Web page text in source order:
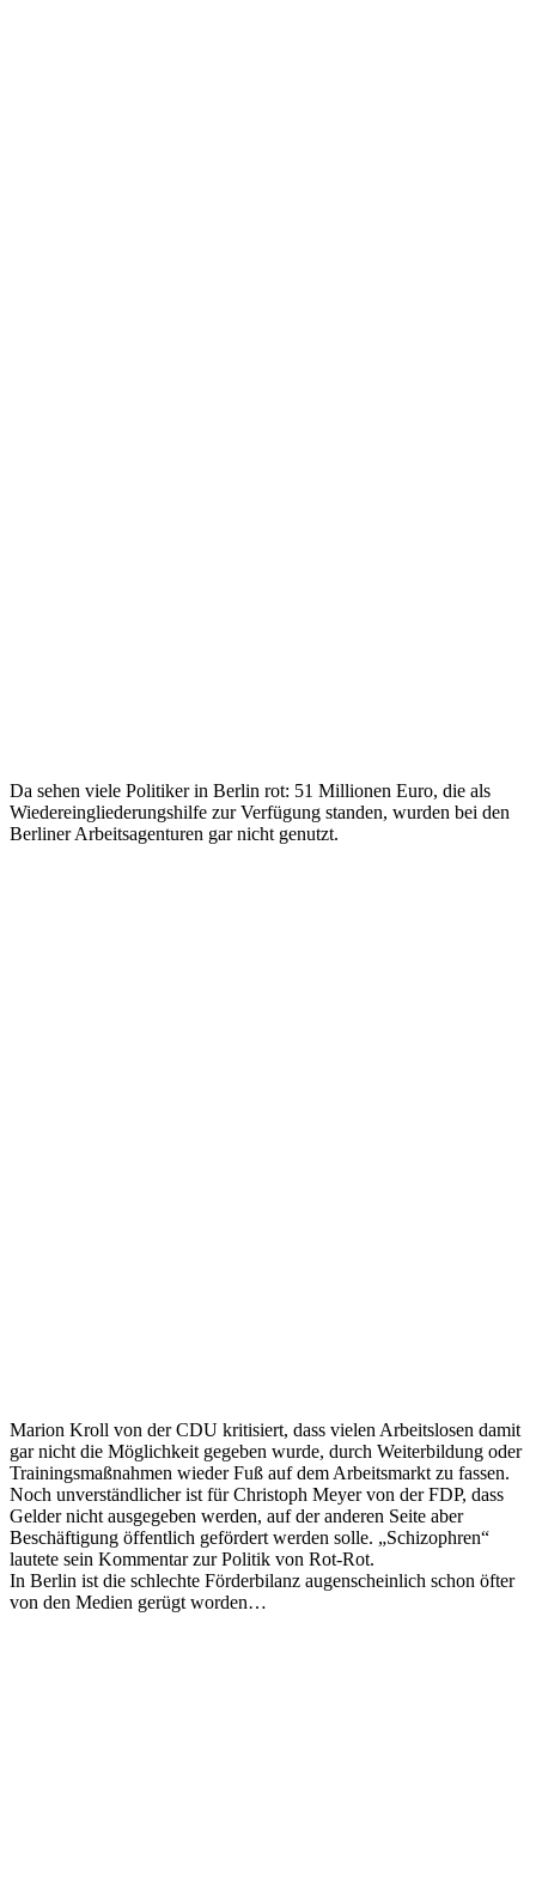
Da sehen viele Politiker in Berlin rot: 51 Millionen Euro, die als
Wiedereingliederungshilfe zur Verfügung standen, wurden bei den
Berliner Arbeitsagenturen gar nicht genutzt.
Marion Kroll von der CDU kritisiert, dass vielen Arbeitslosen damit
gar nicht die Möglichkeit gegeben wurde, durch Weiterbildung oder
Trainingsmaßnahmen wieder Fuß auf dem Arbeitsmarkt zu fassen.
Noch unverständlicher ist für Christoph Meyer von der FDP, dass
Gelder nicht ausgegeben werden, auf der anderen Seite aber
Beschäftigung öffentlich gefördert werden solle. „Schizophren“
lautete sein Kommentar zur Politik von Rot-Rot.
In Berlin ist die schlechte Förderbilanz augenscheinlich schon öfter
von den Medien gerügt worden…